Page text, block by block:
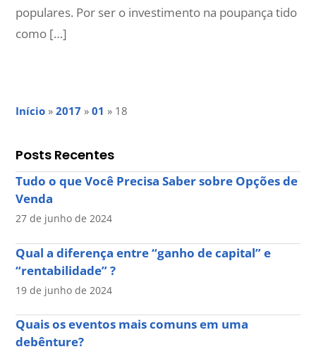
populares. Por ser o investimento na poupança tido
como […]
Início » 2017 » 01 » 18
Posts Recentes
Tudo o que Você Precisa Saber sobre Opções de
Venda
27 de junho de 2024
Qual a diferença entre “ganho de capital” e
“rentabilidade” ?
19 de junho de 2024
Quais os eventos mais comuns em uma
debênture?